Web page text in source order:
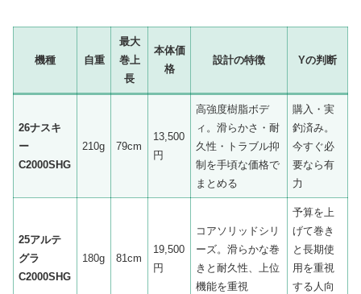
機種 自重
最大
巻上
長
本体価
格
設計の特徴 Yの判断
26ナスキ
ー
C2000SHG
210g 79cm
13,500
円
高強度樹脂ボデ
ィ。滑らかさ・耐
久性・トラブル抑
制を手頃な価格で
まとめる
購入・実
釣済み。
今すぐ必
要なら有
力
25アルテ
グラ
C2000SHG
180g 81cm
19,500
円
コアソリッドシリ
ーズ。滑らかな巻
きと耐久性、上位
機能を重視
予算を上
げて巻き
と長期使
用を重視
する人向